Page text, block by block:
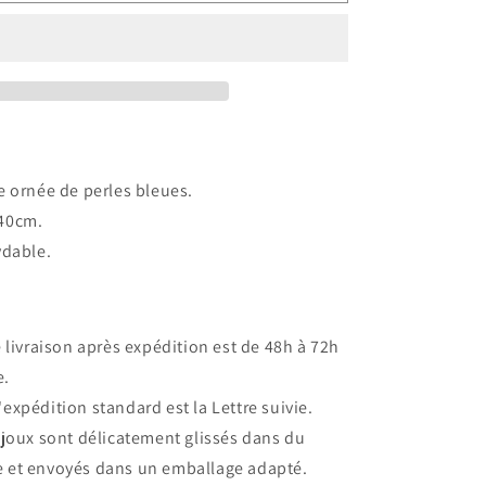
ornée de perles bleues.
livraison après expédition est de 48h à 72h
standard est la Lettre suivie.
sont délicatement glissés dans du
et envoyés dans un emballage adapté.